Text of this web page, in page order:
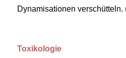
Dynamisationen verschütteln.
Toxikologie